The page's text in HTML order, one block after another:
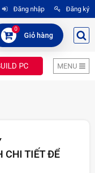
Đăng nhập Đăng ký
0
Giỏ hàng
MENU
PC
CHI TIẾT ĐỂ